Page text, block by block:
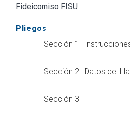
Fideicomiso FISU
Pliegos
Sección 1 |
Sección 2 | Datos del
Sección 3